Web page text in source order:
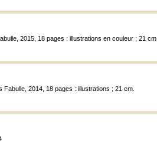
2015, 18 pages : illustrations en couleur ; 21 cm.
Fabulle, 2014, 18 pages : illustrations ; 21 cm.